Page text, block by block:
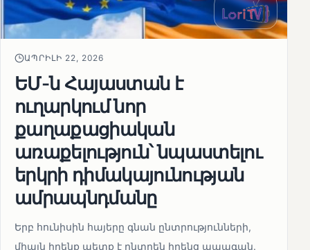
ԱՊՐԻԼԻ 22, 2026
ԵՄ-ն Հայաստան է
ուղարկում նոր
քաղաքացիական
առաքելություն՝ նպաստելու
երկրի դիմակայունության
ամրապնդմանը
Երբ հունիսին հայերը գնան ընտրությունների,
միայն իրենք պետք է ընտրեն իրենց ապագան.